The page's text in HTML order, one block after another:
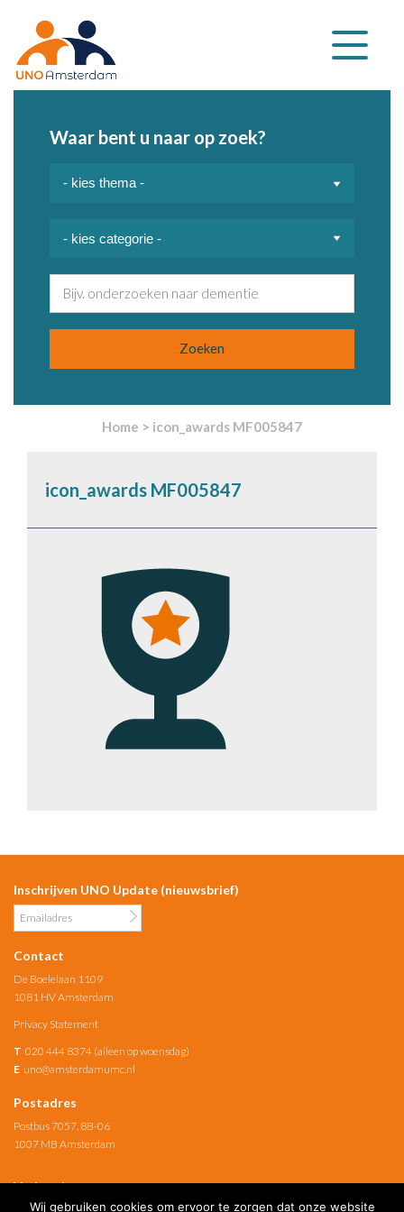
Klap
navigatie
Waar bent u naar op zoek?
Home > icon_awards MF005847
icon_awards MF005847
Inschrijven UNO Update (nieuwsbrief)
Contact
De Boelelaan 1109
1081 HV Amsterdam
Privacy Statement
T 020 444 8374 (alleen op woensdag)
E uno@amsterdamumc.nl
Postadres
Postbus 7057, 8B-06
1007 MB Amsterdam
Verbonden met
Wij gebruiken cookies om ervoor te zorgen dat onze website